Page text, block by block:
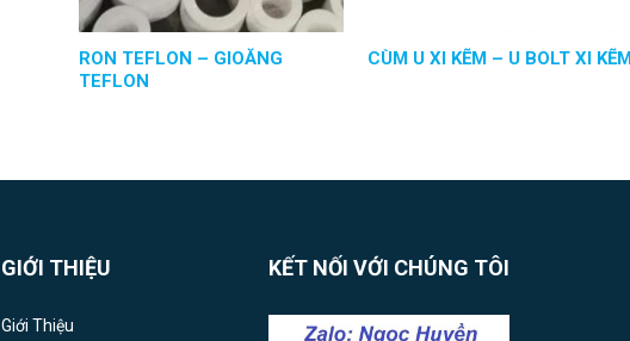
RON TEFLON – GIOĂNG
TEFLON
CÙM U XI KẼM – U BOLT XI KẼM
GIỚI THIỆU
Giới Thiệu
KẾT NỐI VỚI CHÚNG TÔI